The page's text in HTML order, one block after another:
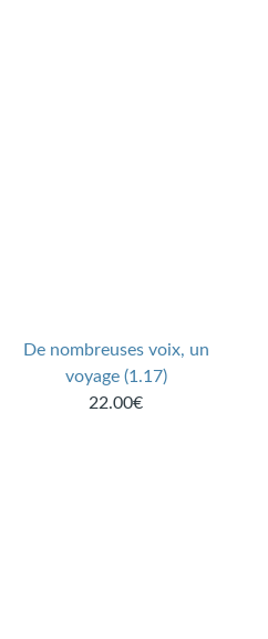
De nombreuses voix, un
voyage (1.17)
22.00€